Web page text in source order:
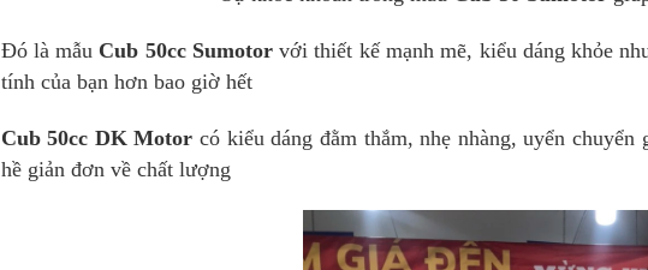
Đó là mẫu Cub 50cc Sumotorvới thiết kế mạnh mẽ, kiểu dáng khỏe
tính của bạn hơn bao giờ hết
Cub 50cc DK Motor có kiểu dáng đằm thắm, nhẹ nhàng, uyển
hề giản đơn về chất lượng